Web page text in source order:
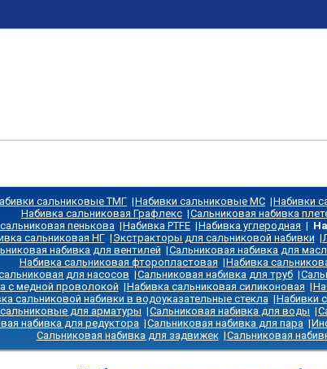
сальниковые ТМГ |Набивки сальниковые МС |Набивки
Набивка сальниковая Графлекс |Сальниковая набивка
пенькова |Набивка PTFE |Набивка углеродная |
сальниковая НГ|Экстракторы для сальниковой набивки |
набивка для вентилей |Сальниковая набивка для
Набивка сальниковая фторопластовая |Набивка
для насосов |Сальниковая набивка для труб|
с медной проволокой |Набивка сальниковая силиконовая |
сальниковой набивки в водоуказательные стекла|Набивки
для арматуры |Сальниковая набивка для воды |
набивка для редуктора |Сальниковая набивка для пара |
Сальниковая набивка для задвижек|Сальниковая